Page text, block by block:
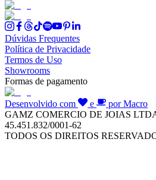
Dúvidas Frequentes
Política de Privacidade
Termos de Uso
Showrooms
Formas de pagamento
Desenvolvido com e
por Macro
GAMZ COMERCIO DE JOIAS
45.451.832/0001-62
TODOS OS DIREITOS